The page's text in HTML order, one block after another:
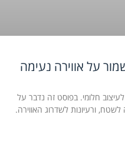
על אווירה נעימה
חלומי. בפוסט זה נדבר על
ורעיונות לשדרוג האווירה.